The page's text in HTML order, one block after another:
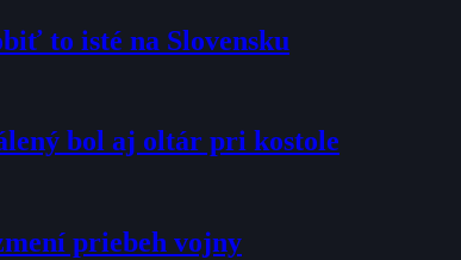
to isté na Slovensku
bol aj oltár pri kostole
priebeh vojny